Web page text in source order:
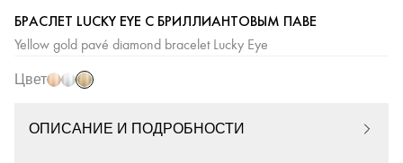
БРАСЛЕТ LUCKY EYE С БРИЛЛИАНТОВЫМ ПАВЕ
Yellow gold pavé diamond bracelet Lucky Eye
Цвет
Розовое
золото
Белое
золото
золото
ОПИСАНИЕ И ПОДРОБНОСТИ